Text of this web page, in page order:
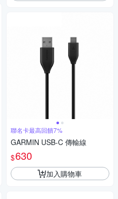
聯名卡最高回饋7%
GARMIN USB-C 傳輸線
$630
加入購物車